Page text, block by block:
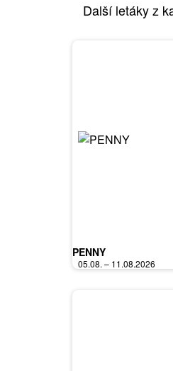
Další letáky z
PENNY
05.08. – 11.08.2026